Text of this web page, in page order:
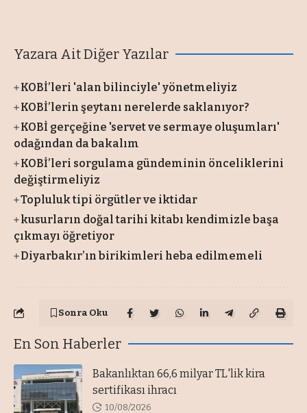
Yazara Ait Diğer Yazılar
KOBİ’leri 'alan bilinciyle' yönetmeliyiz
KOBİ’lerin şeytanı nerelerde saklanıyor?
KOBİ gerçeğine 'servet ve sermaye oluşumları'
odağından da bakalım
KOBİ’leri sorgulama gündeminin önceliklerini
değiştirmeliyiz
Topluluk tipi örgütler ve iktidar
kusurların doğal tarihi kitabı kendimizle başa
çıkmayı öğretiyor
Diyarbakır’ın birikimleri heba edilmemeli
Sonra Oku
En Son Haberler
Bakanlıktan 66,6 milyar TL'lik kira
sertifikası ihracı
10/08/2026